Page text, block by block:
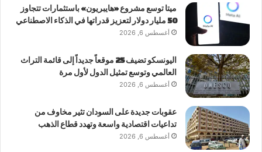
ميتا توسع مشروع «هايبريون» باستثمارات تتجاوز
50 مليار دولار لتعزيز قدراتها في الذكاء الاصطناعي
أغسطس 6, 2026
اليونسكو تضيف 25 موقعاً جديداً إلى قائمة التراث
العالمي وتوسع تمثيل الدول لأول مرة
أغسطس 6, 2026
عقوبات جديدة على السودان تثير مخاوف من
تداعيات اقتصادية واسعة وتهدد قطاع الذهب
أغسطس 6, 2026